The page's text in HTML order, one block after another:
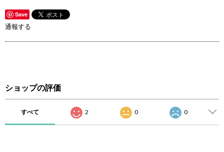
Save
通報する
ショップの評価
すべて 2 0 0